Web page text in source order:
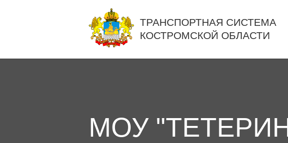
ТРАНСПОРТНАЯ СИСТЕМА
КОСТРОМСКОЙ ОБЛАСТИ
МОУ